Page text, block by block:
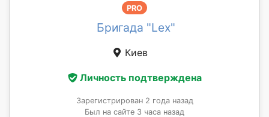
PRO
Бригада "Lex"
Киев
Личность подтверждена
Зарегистрирован 2 года назад
Был на сайте 3 часа назад